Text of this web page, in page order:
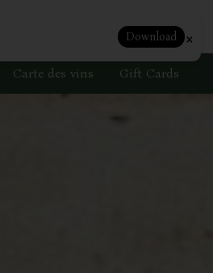
Download ×
Carte des vins Gift Cards